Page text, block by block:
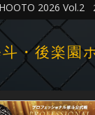
2026 Vol.2
・後楽園